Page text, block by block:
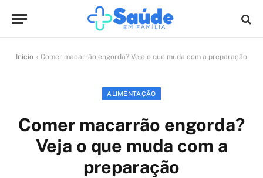
Início » Comer macarrão engorda? Veja o que muda com a preparação
ALIMENTAÇÃO
Comer macarrão engorda?
Veja o que muda com a
preparação